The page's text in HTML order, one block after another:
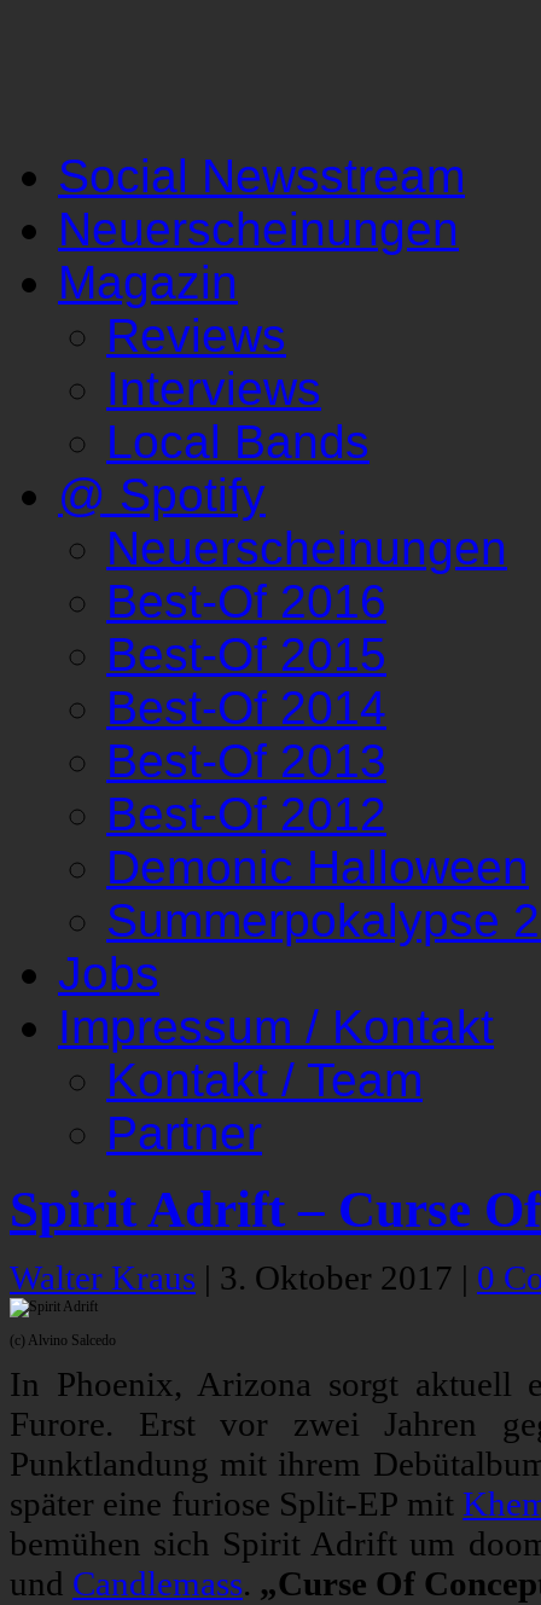
Social Newsstream
Neuerscheinungen
Magazin
Reviews
Interviews
Local Bands
@ Spotify
Neuerscheinungen
Best-Of 2016
Best-Of 2015
Best-Of 2014
Best-Of 2013
Best-Of 2012
Demonic Halloween
Summerpokalypse
Jobs
Impressum / Kontakt
Kontakt / Team
Partner
Spirit Adrift – Curse
Walter Kraus | 3. Oktober 2017 | 0
(c) Alvino Salcedo
In Phoenix, Arizona sorgt aktuell
Furore. Erst vor zwei Jahren
Punktlandung mit ihrem
später eine furiose Split-EP mit
bemühen sich Spirit Adrift um
und Candlemass. „Curse Of